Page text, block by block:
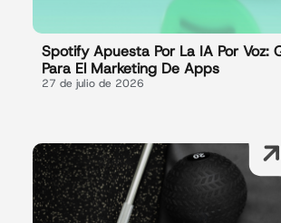
Spotify Apuesta Por La IA Por Voz:
Para El Marketing De Apps
27 de julio de 2026